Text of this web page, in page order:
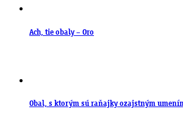
Ach, tie obaly – Oro
Obal, s ktorým sú raňajky ozajstným